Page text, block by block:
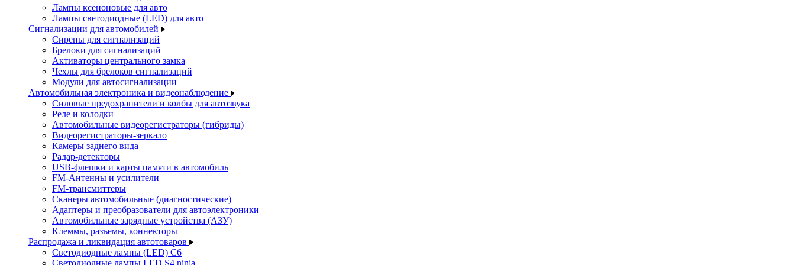
Лампы ксеноновые для авто
Лампы светодиодные (LED) для авто
Сигнализации для автомобилей
Сирены для сигнализаций
Брелоки для сигнализаций
Активаторы центрального замка
Чехлы для брелоков сигнализаций
Модули для автосигнализации
Автомобильная электроника и видеонаблюдение
Силовые предохранители и колбы для автозвука
Реле и колодки
Автомобильные видеорегистраторы (гибриды)
Видеорегистраторы-зеркало
Камеры заднего вида
Радар-детекторы
USB-флешки и карты памяти в автомобиль
FM-Антенны и усилители
FM-трансмиттеры
Сканеры автомобильные (диагностические)
Адаптеры и преобразователи для автоэлектроники
Автомобильные зарядные устройства (АЗУ)
Клеммы, разъемы, коннекторы
Распродажа и ликвидация автотоваров
Светодиодные лампы (LED) C6
Светодиодные лампы LED S4 ninja